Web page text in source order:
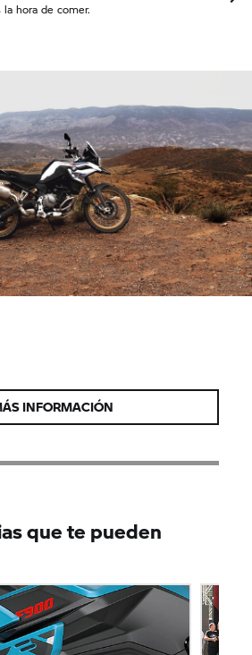
hora de comer.
INFORMACIÓN
que te pueden